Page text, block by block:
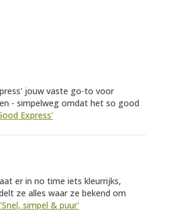
jouw vaste go-to voor
- simpelweg omdat het so good
Express'
er in no time iets kleurrijks,
ze alles waar ze bekend om
simpel & puur'